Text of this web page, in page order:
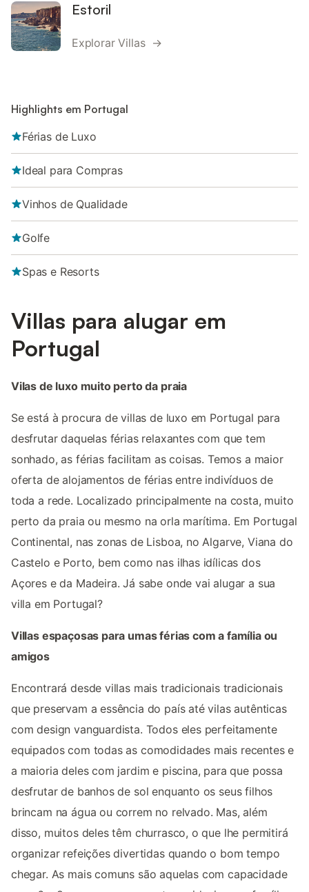
Estoril
Explorar Villas →
Highlights em Portugal
Férias de Luxo
Ideal para Compras
Vinhos de Qualidade
Golfe
Spas e Resorts
Villas para alugar em
Portugal
Vilas de luxo muito perto da praia
Se está à procura de villas de luxo em Portugal para
desfrutar daquelas férias relaxantes com que tem
sonhado, as férias facilitam as coisas. Temos a maior
oferta de alojamentos de férias entre indivíduos de
toda a rede. Localizado principalmente na costa, muito
perto da praia ou mesmo na orla marítima. Em Portugal
Continental, nas zonas de Lisboa, no Algarve, Viana do
Castelo e Porto, bem como nas ilhas idílicas dos
Açores e da Madeira. Já sabe onde vai alugar a sua
villa em Portugal?
Villas espaçosas para umas férias com a família ou
amigos
Encontrará desde villas mais tradicionais tradicionais
que preservam a essência do país até vilas autênticas
com design vanguardista. Todos eles perfeitamente
equipados com todas as comodidades mais recentes e
a maioria deles com jardim e piscina, para que possa
desfrutar de banhos de sol enquanto os seus filhos
brincam na água ou correm no relvado. Mas, além
disso, muitos deles têm churrasco, o que lhe permitirá
organizar refeições divertidas quando o bom tempo
chegar. As mais comuns são aquelas com capacidade